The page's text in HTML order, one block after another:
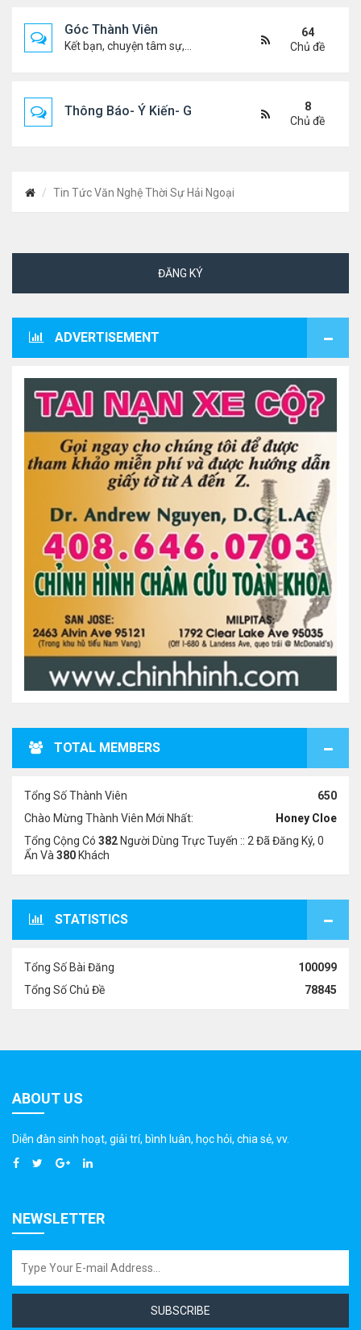
Góc Thành Viên
64
Chủ đề
Thông Báo- Ý Kiến- Góp Ý- Liên Lạc
8
Chủ đề
Tin Tức Văn Nghệ Thời Sự Hải Ngoại
ĐĂNG KÝ
ADVERTISEMENT
TOTAL MEMBERS
Tổng Số Thành Viên
650
Chào Mừng Thành Viên Mới Nhất:
Honey Cloe
Tổng Cộng Có 382 Người Dùng Trực Tuyến :: 2 Đã Đăng Ký, 0
Ẩn Và 380 Khách
STATISTICS
Tổng Số Bài Đăng
100099
Tổng Số Chủ Đề
78845
ABOUT US
Diễn đàn sinh hoạt, giải trí, bình luân, học hỏi, chia sẻ, vv.
NEWSLETTER
SUBSCRIBE